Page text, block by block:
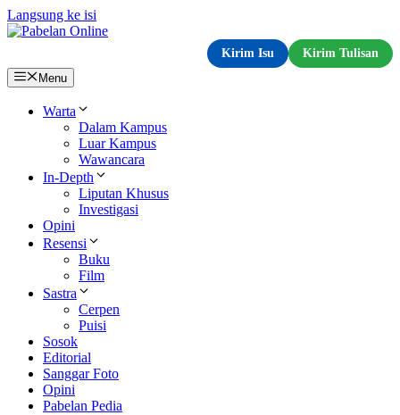
Langsung ke isi
Kirim Isu
Kirim Tulisan
Menu
Warta
Dalam Kampus
Luar Kampus
Wawancara
In-Depth
Liputan Khusus
Investigasi
Opini
Resensi
Buku
Film
Sastra
Cerpen
Puisi
Sosok
Editorial
Sanggar Foto
Opini
Pabelan Pedia